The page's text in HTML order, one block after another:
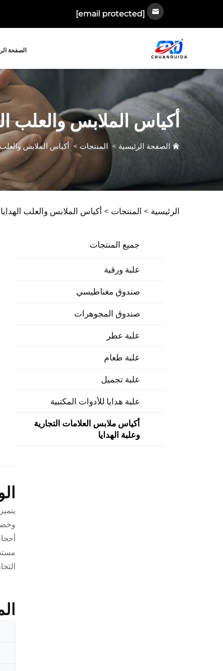
[email protected]
الصفحة
أكياس الملابس والعلب
الصفحة الرئيسية > المنتجات > أكياس الملابس والعلب
الرئيسية > المنتجات > أكياس الملابس والعلب الهدايا
جميع المنتجات
علبة ورقية
صندوق مغناطيسي
صندوق المجوهرات
علبة عطر
علبة طعام
علبة تجميل
علبة هدايا للأدوات المكتبية
أكياس ملابس العلامات التجارية
وعلبة الهدايا